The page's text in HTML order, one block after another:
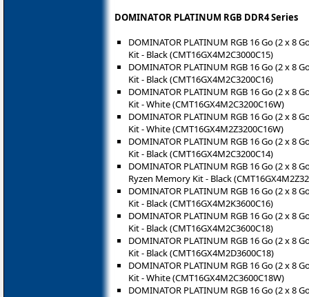
DOMINATOR PLATINUM RGB DDR4 Series
DOMINATOR PLATINUM RGB 16 Go (2 x 8
Kit - Black (CMT16GX4M2C3000C15)
DOMINATOR PLATINUM RGB 16 Go (2 x 8
Kit - Black (CMT16GX4M2C3200C16)
DOMINATOR PLATINUM RGB 16 Go (2 x 8
Kit - White (CMT16GX4M2C3200C16W)
DOMINATOR PLATINUM RGB 16 Go (2 x 8
Kit - White (CMT16GX4M2Z3200C16W)
DOMINATOR PLATINUM RGB 16 Go (2 x 8
Kit - Black (CMT16GX4M2C3200C14)
DOMINATOR PLATINUM RGB 16 Go (2 x 8
Ryzen Memory Kit - Black
DOMINATOR PLATINUM RGB 16 Go (2 x 8
Kit - Black (CMT16GX4M2K3600C16)
DOMINATOR PLATINUM RGB 16 Go (2 x 8
Kit - Black (CMT16GX4M2C3600C18)
DOMINATOR PLATINUM RGB 16 Go (2 x 8
Kit - Black (CMT16GX4M2D3600C18)
DOMINATOR PLATINUM RGB 16 Go (2 x 8
Kit - White (CMT16GX4M2C3600C18W)
DOMINATOR PLATINUM RGB 16 Go (2 x 8